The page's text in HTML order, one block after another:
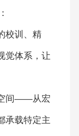
校训、精
觉体系，让
间——从宏
承载特定主